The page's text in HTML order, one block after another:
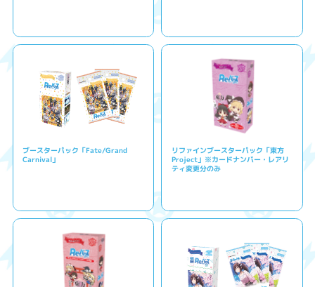
ブースターパック「Fate/Grand
Carnival」
リファインブースターパック「東方
Project」※カードナンバー・レアリ
ティ変更分のみ